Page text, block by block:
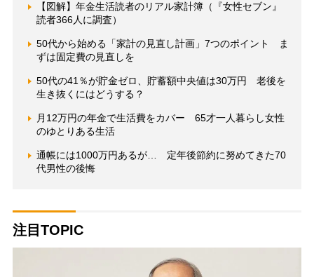
【図解】年金生活読者のリアル家計簿（『女性セブン』
読者366人に調査）
50代から始める「家計の見直し計画」7つのポイント ま
ずは固定費の見直しを
50代の41％が貯金ゼロ、貯蓄額中央値は30万円 老後を
生き抜くにはどうする？
月12万円の年金で生活費をカバー 65才一人暮らし女性
のゆとりある生活
通帳には1000万円あるが… 定年後節約に努めてきた70
代男性の後悔
注目TOPIC